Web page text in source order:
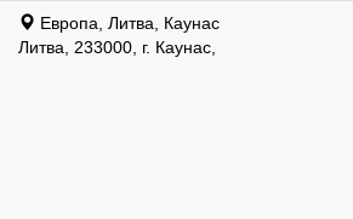
Европа, Литва, Каунас
Литва, 233000, г. Каунас,